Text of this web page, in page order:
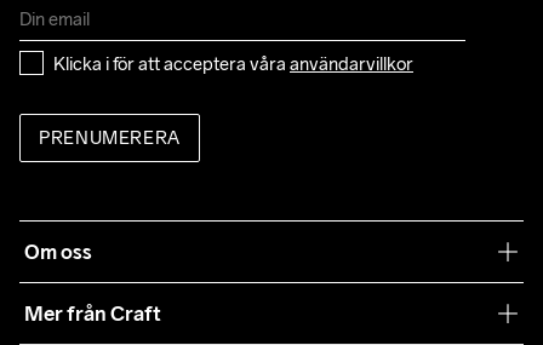
Klicka i för att acceptera våra användarvillkor
PRENUMERERA
Om oss
Mer från Craft